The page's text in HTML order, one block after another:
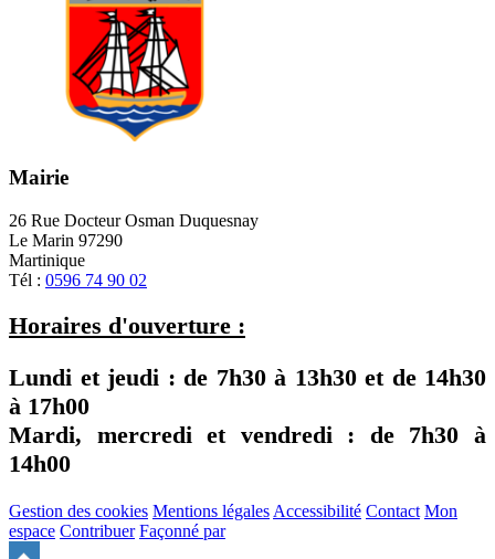
Mairie
26 Rue Docteur Osman Duquesnay
Le Marin 97290
Martinique
Tél : 0596 74 90 02
Horaires d'ouverture :
Lundi et jeudi : de 7h30à 13h30 et de 14h30
à 17h00
Mardi, mercredi et vendredi : de 7h30 à
14h00
Gestion des cookies Mentions légales Accessibilité Contact Mon
espace Contribuer Façonné par